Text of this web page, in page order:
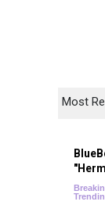
Most